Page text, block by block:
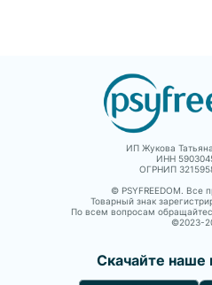
ИП Жукова
ИНН
ОГРНИП
© PSYFREEDOM. Все
Товарный знак
По всем вопросам
©2023-
Скачайте